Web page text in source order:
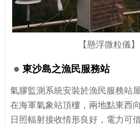
【懸浮微粒儀】
東沙島之漁民服務站
氣膠監測系統安裝於漁民服務站
在海軍氣象站頂樓，兩地點東西
日照輻射接收情形良好，電力可